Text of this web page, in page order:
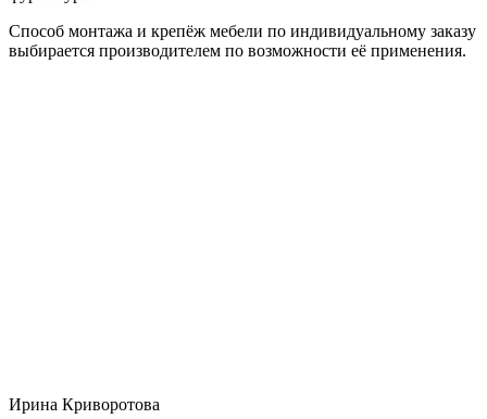
Способ монтажа и крепёж мебели по индивидуальному заказу
выбирается производителем по возможности её применения.
Ирина Криворотова